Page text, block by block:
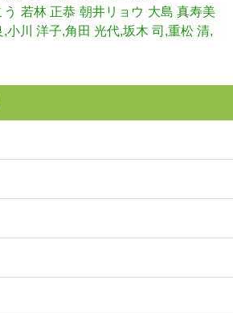
若林 正恭 朝井リョウ 大島 真寿美
小川 洋子,角田 光代,坂木 司,重松 清,